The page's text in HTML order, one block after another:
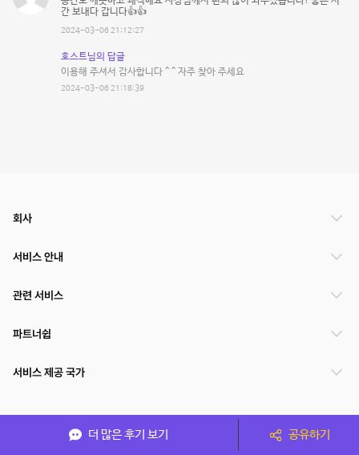
간 보내다 갑니다👍👍
2024-03-06 21:12:27
호스트님의 답글
이용해 주셔서 감사합니다 ^ ^ 자주 찾아 주세요
2024-03-06 21:18:39
더 많은 후기 보기 공유하기
회사
서비스 안내
관련 서비스
파트너쉽
서비스 제공 국가
(주)NSPACE 사업자정보